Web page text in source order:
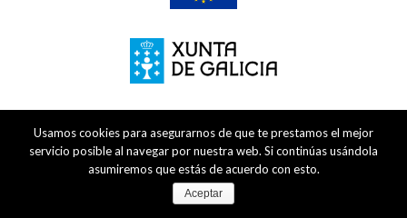
Usamos cookies para asegurarnos de que te prestamos el mejor
servicio posible al navegar por nuestra web. Si continúas usándola
asumiremos que estás de acuerdo con esto.
Aceptar